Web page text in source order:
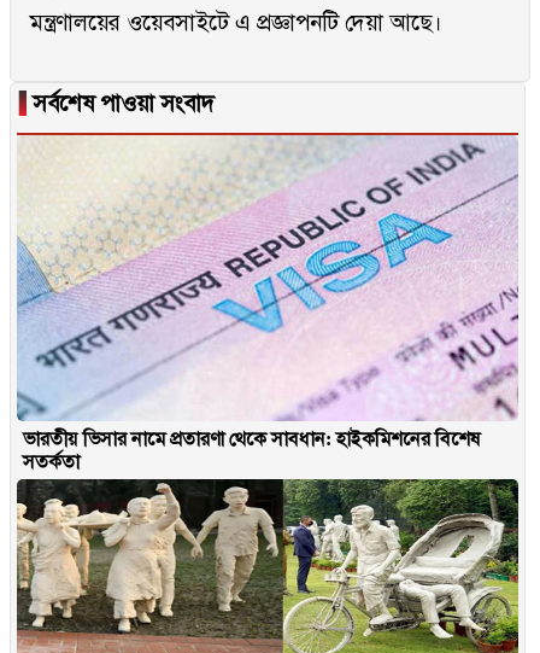
মন্ত্রণালয়ের ওয়েবসাইটে এ প্রজ্ঞাপনটি দেয়া আছে।
▐সর্বশেষ পাওয়া সংবাদ
ভারতীয় ভিসার নামে প্রতারণা থেকে সাবধান: হাইকমিশনের বিশেষ
সতর্কতা